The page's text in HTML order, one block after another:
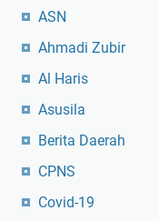
ASN
Ahmadi Zubir
Al Haris
Asusila
Berita Daerah
CPNS
Covid-19